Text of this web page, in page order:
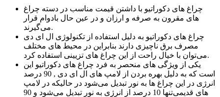
چراغ های دکوراتیو با داشتن قیمت مناسب در دسته چراغ
های مقرون به صرفه و ارزان و در عین حال بادوام قرار
می‌گیرند.
چراغ های دکوراتیو به دلیل استفاده از تکنولوژی ال ای دی
مصرف برق ناچیزی دارند بنابراین در محیط های مختلف
می‌توان با خیال راحت از این چراغ های تزیینی استفاده کرد.
یکی از ویژگی های منحصر به فرد چراغ های دکوراتیو این
است که به دلیل بهره بردن از لامپ های ال ای دی , 90 درصد
انرژی در این چراغ ها به نور تبدیل می‌شود در حالیکه در لامپ
های قدیمی‌تنها 10 درصد از انرژی به نور تبدیل می‌شود و 90